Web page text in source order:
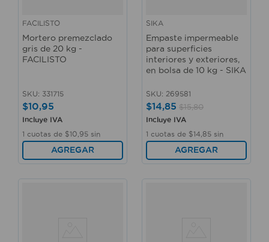
FACILISTO
Mortero premezclado
gris de 20 kg -
FACILISTO
SKU: 331715
$10,95
Incluye IVA
1 cuotas de $10 95 sin
interés
AGREGAR
SIKA
Empaste impermeable
para superficies
interiores y exteriores,
en bolsa de 10 kg - SIKA
SKU: 269581
$14,85 $15,80
Incluye IVA
1 cuotas de $14 85 sin
interés
AGREGAR